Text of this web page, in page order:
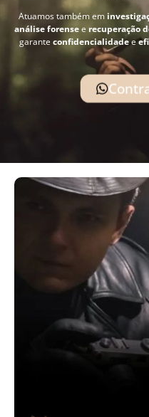
Atuamos também em
análise forensee recuperação
garante confidencialidadee